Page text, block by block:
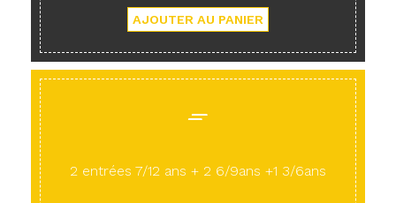
2 entrées 7/12 ans + 2 6/9ans +1 3/6ans